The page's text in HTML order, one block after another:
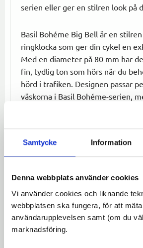
Samtycke Information
Denna webbplats använder cookies
Vi använder cookies och liknande
webbplatsen ska fungera, för att
användarupplevelsen samt (om du
marknadsföring.
serien eller ger en stilren look på
Basil Bohéme Big Bell är en
ringklocka som ger din cykel en
Med en diameter på 80 mm har
fin, tydlig ton som hörs när du
hörd i trafiken. Designen passar
väskorna i Basil Bohéme-serien,
användas för att ge din cykel en
egen hand. Den är enkel att
Design:
passar alla cyklar
Funktion:Tydlig och fin